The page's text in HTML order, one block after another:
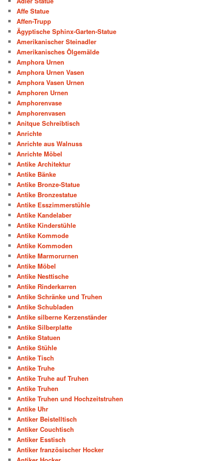
Affe Statue
Affen-Trupp
Ägyptische Sphinx-Garten-Statue
Amerikanischer Steinadler
Amerikanisches Ölgemälde
Amphora Urnen
Amphora Urnen Vasen
Amphora Vasen Urnen
Amphoren Urnen
Amphorenvase
Amphorenvasen
Anitque Schreibtisch
Anrichte
Anrichte aus Walnuss
Anrichte Möbel
Antike Architektur
Antike Bänke
Antike Bronze-Statue
Antike Bronzestatue
Antike Esszimmerstühle
Antike Kandelaber
Antike Kinderstühle
Antike Kommode
Antike Kommoden
Antike Marmorurnen
Antike Möbel
Antike Nesttische
Antike Rinderkarren
Antike Schränke und Truhen
Antike Schubladen
Antike silberne Kerzenständer
Antike Silberplatte
Antike Statuen
Antike Stühle
Antike Tisch
Antike Truhe
Antike Truhe auf Truhen
Antike Truhen
Antike Truhen und Hochzeitstruhen
Antike Uhr
Antiker Beistelltisch
Antiker Couchtisch
Antiker Esstisch
Antiker französischer Hocker